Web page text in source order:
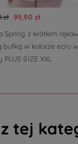
zł 99,90 zł
Spring z krótkim
bufką w kolorze ecru w
PLUS SIZE XXL
tej